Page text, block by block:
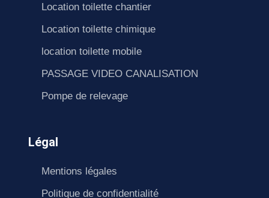
Location toilette chantier
Location toilette chimique
location toilette mobile
PASSAGE VIDEO CANALISATION
Pompe de relevage
Légal
Mentions légales
Politique de confidentialité